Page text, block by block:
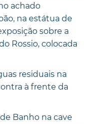
achado
na estátua de
sobre a
Rossio, colocada
residuais na
à frente da
Banho na cave